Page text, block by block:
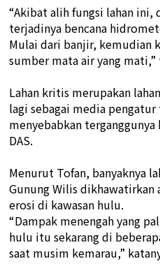
“Akibat alih fungsi lahan ini,
terjadinya bencana
Mulai dari banjir, kemudian
sumber mata air yang
Lahan kritis merupakan
lagi sebagai media pengatur
menyebabkan
DAS.
Menurut Tofan, banyaknya
Gunung Wilis dikhawatirkan
erosi di kawasan hulu.
“Dampak menengah yang
hulu itu sekarang di
saat musim kemarau,”